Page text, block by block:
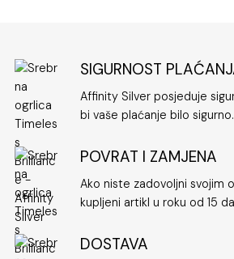
SIGURNOST
Affinity Silver posjeduje
bi vaše plaćanje bilo sigurno.
POVRAT I ZAMJENA
Ako niste zadovoljni svojim
kupljeni artikl u roku od 15
DOSTAVA